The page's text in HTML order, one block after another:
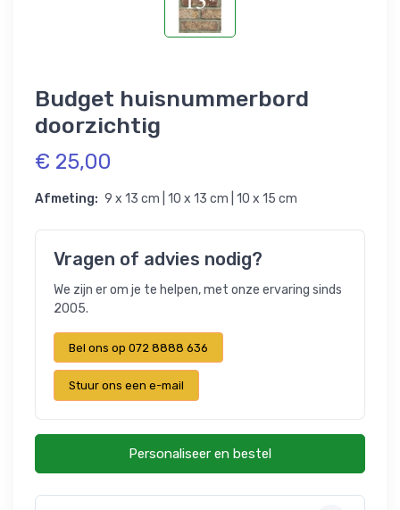
Budget huisnummerbord
doorzichtig
€ 25,00
Afmeting: 9 x 13 cm | 10 x 13 cm | 10 x 15 cm
Vragen of advies nodig?
We zijn er om je te helpen, met onze ervaring sinds
2005.
Bel ons op 072 8888 636
Stuur ons een e-mail
Personaliseer en bestel